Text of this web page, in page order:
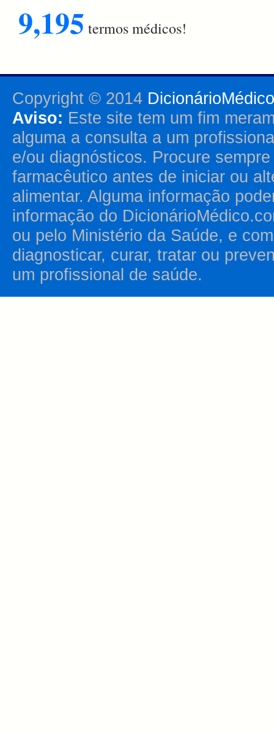
9,195 termos médicos!
Copyright © 2014
Aviso: Este site tem um fim
alguma a consulta a um
e/ou diagnósticos. Procure
farmacêutico antes de iniciar ou
alimentar. Alguma informação
informação do
ou pelo Ministério da Saúde, e
diagnosticar, curar, tratar ou
um profissional de saúde.